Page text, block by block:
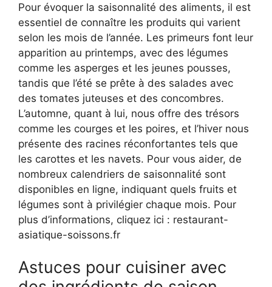
Pour évoquer la saisonnalité des aliments, il est
essentiel de connaître les produits qui varient
selon les mois de l’année. Les primeurs font leur
apparition au printemps, avec des légumes
comme les asperges et les jeunes pousses,
tandis que l’été se prête à des salades avec
des tomates juteuses et des concombres.
L’automne, quant à lui, nous offre des trésors
comme les courges et les poires, et l’hiver nous
présente des racines réconfortantes tels que
les carottes et les navets. Pour vous aider, de
nombreux calendriers de saisonnalité sont
disponibles en ligne, indiquant quels fruits et
légumes sont à privilégier chaque mois. Pour
plus d’informations, cliquez ici : restaurant-
asiatique-soissons.fr
Astuces pour cuisiner avec